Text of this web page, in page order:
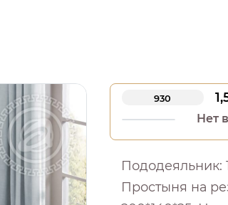
930
Нет
Пододеяльник:
Простыня на